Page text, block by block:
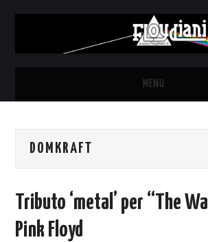
MENU
NEWS
SYD BARRETT – ALLE SOGLIE
DOMKRAFT
Tributo ‘metal’ per “The
Pink Floyd